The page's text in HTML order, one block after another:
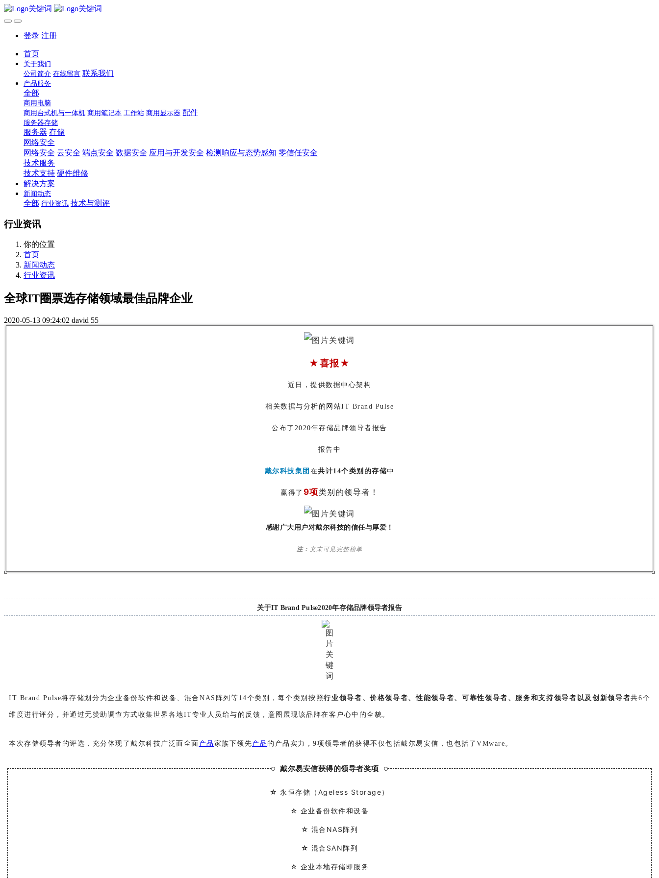
登录 注册
首页
关于我们
公司简介 在线留言 联系我们
产品服务
全部
商用电脑
商用台式机与一体机 商用笔记本 工作站 商用显示器 配件
服务器存储
服务器 存储
网络安全
网络安全 云安全 端点安全 数据安全 应用与开发安全 检测响应与态势感知 零信任安全
技术服务
技术支持 硬件维修
解决方案
新闻动态
全部 行业资讯 技术与测评
行业资讯
你的位置
首页
新闻动态
行业资讯
全球IT圈票选存储领域最佳品牌企业
2020-05-13 09:24:02 david 55
★喜报★
近日，提供数据中心架构
相关数据与分析的网站IT Brand Pulse
公布了2020年存储品牌领导者报告
报告中
戴尔科技集团 在共计14个类别 的存储中
赢得了 9项类别的领导者！
感谢广大用户对戴尔科技的信任与厚爱！
注： 文末可见完整榜单
关于IT Brand Pulse2020年存储品牌领导者报告
IT Brand Pulse将存储划分为企业备份软件和设备、混合NAS阵列等14个类别，每个类别按照行业领导者、价格领导者、性能领导者、可靠性领导者、服务和支持领导者以及创新领导者共6个
维度进行评分，并通过无赞助调查方式收集世界各地IT专业人员给与的反馈，意图展现该品牌在客户心中的全貌。
本次存储领导者的评选，充分体现了戴尔科技广泛而全面 产品 家族下领先产品 的产品实力，9项领导者的获得不仅包括戴尔易安信，也包括了VMware。
戴尔易安信获得的领导者奖项
☆ 永恒存储（Ageless Storage）
☆ 企业备份软件和设备
☆ 混合NAS阵列
☆ 混合SAN阵列
☆ 企业本地存储即服务